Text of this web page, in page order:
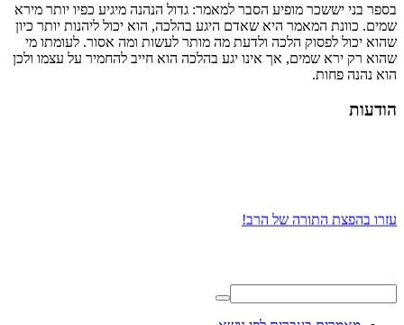
בספר בני יששכר מופיע הסבר למאמר: גדול הנהנה מיגיע כפיו יותר מירא
שמים. כוונת המאמר היא שאדם היגע בהלכה, הוא יכול ליהנות יותר כיון
שהוא יכול לפסוק הלכה ולדעת מה מותר לעשות ומה אסור. לעומתו מי
שהוא רק ירא שמים, אך אינו יגע בהלכה הוא חייב להחמיר על עצמו ולכן
הוא נהנה פחות.
הודעות
עזרו בהפצת התורה של הרב!